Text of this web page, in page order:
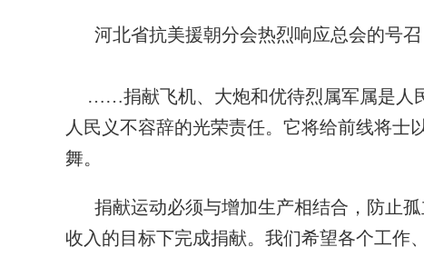
河北省抗美援朝分会热烈响应总会的号
……捐献飞机、大炮和优待烈属军属是人
人民义不容辞的光荣责任。它将给前线将
舞。
捐献运动必须与增加生产相结合，防止
收入的目标下完成捐献。我们希望各个工作